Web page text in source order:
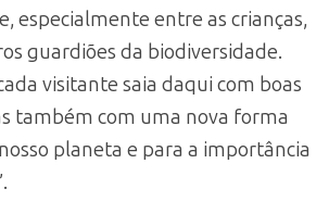
especialmente entre as crianças,
guardiões da biodiversidade.
visitante saia daqui com boas
também com uma nova forma
planeta e para a importância